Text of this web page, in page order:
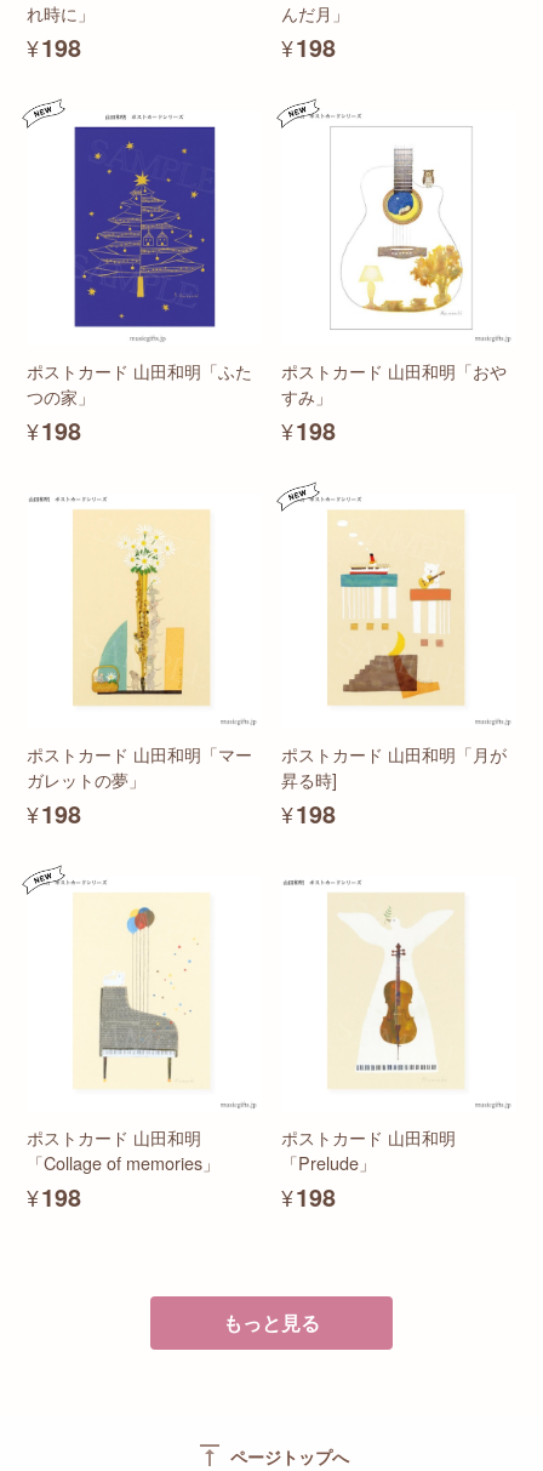
れ時に」
¥198
んだ月」
¥198
ポストカード 山田和明「ふた
つの家」
¥198
ポストカード 山田和明「おや
すみ」
¥198
ポストカード 山田和明「マー
ガレットの夢」
¥198
ポストカード 山田和明「月が
昇る時]
¥198
ポストカード 山田和明
「Collage of memories」
¥198
ポストカード 山田和明
「Prelude」
¥198
もっと見る
vertical_align_top ページトップへ